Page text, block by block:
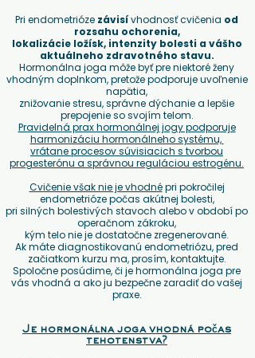
Pri endometrióze závisívhodnosť cvičenia od
rozsahu ochorenia,
lokalizácie ložísk, intenzity bolesti a vášho
aktuálneho zdravotného stavu.
Hormonálna joga môže byť pre niektoré ženy
vhodným doplnkom, pretože podporuje uvoľnenie
napätia,
znižovanie stresu, správne dýchanie a lepšie
prepojenie so svojím telom.
Pravidelná prax hormonálnej jogy podporuje
harmonizáciu hormonálneho systému,
vrátane procesov súvisiacich s tvorbou
progesterónu a správnou reguláciou estrogénu.
Cvičenie však nie je vhodnépri pokročilej
endometrióze počas akútnej bolesti,
pri silných bolestivých stavoch alebo v období po
operačnom zákroku,
kým telo nie je dostatočne zregenerované.
Ak máte diagnostikovanú endometriózu, pred
začiatkom kurzu ma, prosím, kontaktujte.
Spoločne posúdime, či je hormonálna joga pre
vás vhodná a ako ju bezpečne zaradiť do vašej
praxe.
Je hormonálna joga vhodná počas
tehotenstva?